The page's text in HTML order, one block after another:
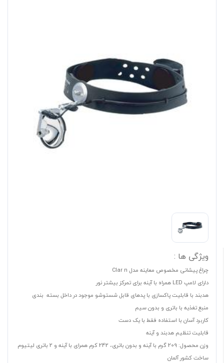
ویژگی ها :
چراغ پیشانی مخصوص معاینه مدل Clar n
دارای لامپ LED همراه با آینه برای تمرکز بیشتر نور
هدبند با قابلیت پاکسازی با پدهای قابل شست‎و‎شو موجود در داخل بسته بندی
منبع تغذیه با باتری و بدون سیم
کاربرد آسان با استفاده فقط با یک دست
قابلیت تنظیم هدبند و آینه
وزن محصول: 209 گرم با آینه و بدون باتری، 242 کرم همرای با آینه و 2 باتری لیتیوم
ساخت کشور آلمان